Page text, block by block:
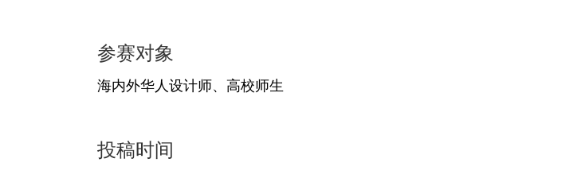
参赛对象
海内外华人设计师、高校师生
投稿时间